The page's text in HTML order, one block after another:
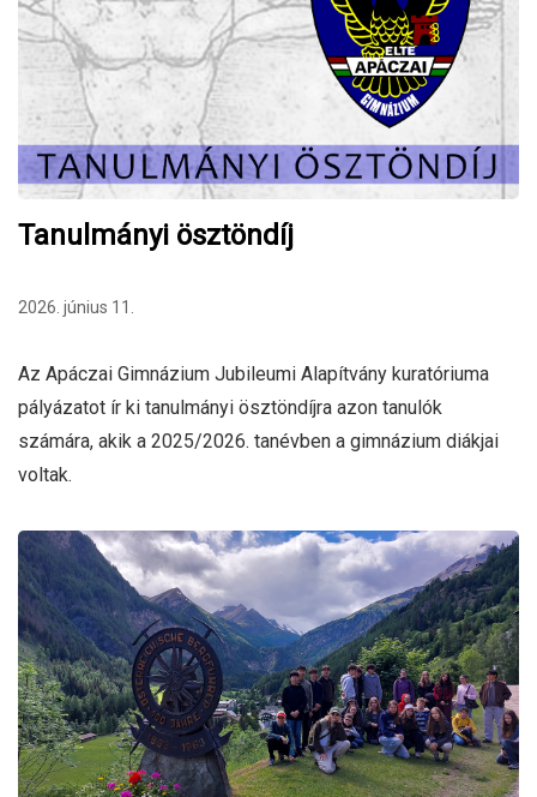
Tanulmányi ösztöndíj
2026. június 11.
Az Apáczai Gimnázium Jubileumi Alapítvány kuratóriuma
pályázatot ír ki tanulmányi ösztöndíjra azon tanulók
számára, akik a 2025/2026. tanévben a gimnázium diákjai
voltak.